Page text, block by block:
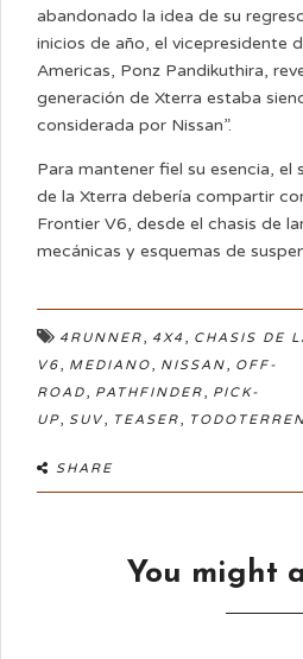
abandonado la idea de su
inicios de año, el vicepresidente
Americas, Ponz Pandikuthira,
generación de Xterra estaba
considerada por Nissan”.
Para mantener fiel su esencia, el
de la Xterra debería compartir
Frontier V6, desde el chasis de
mecánicas y esquemas de
4RUNNER, 4X4 , CHASIS DE
V6, MEDIANO, NISSAN, OFF-
ROAD, PATHFINDER, PICK-
UP, SUV, TEASER,
SHARE
You might